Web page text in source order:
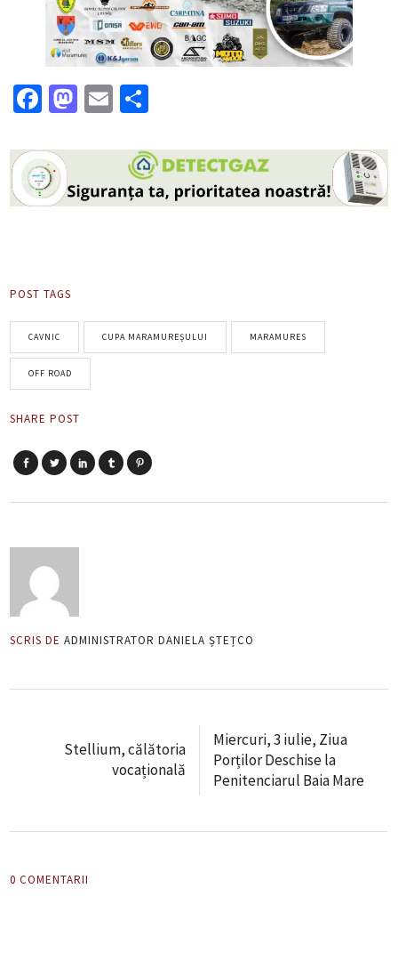
Facebook
Mastodon
Email
POST TAGS
CAVNIC CUPA MARAMUREȘULUI MARAMURES
OFF ROAD
SHARE POST
SCRIS DE ADMINISTRATOR DANIELA ȘTEȚCO
Stellium, călătoria
vocațională
Miercuri, 3 iulie, Ziua
Porților Deschise la
Penitenciarul Baia Mare
0 COMENTARII